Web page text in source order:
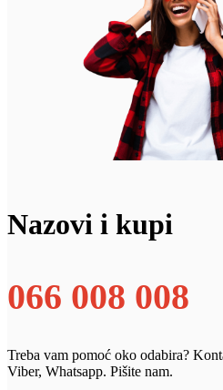
Nazovi i kupi
066 008 008
Treba vam pomoć oko odabira?
Viber, Whatsapp. Pišite nam.